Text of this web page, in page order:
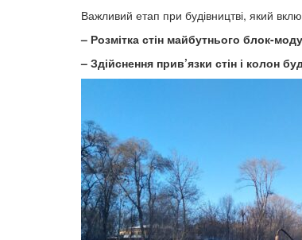
Важливий етап при будівництві, який
– Розмітка стін майбутнього блок-
– Здійснення прив’язки стін і колон